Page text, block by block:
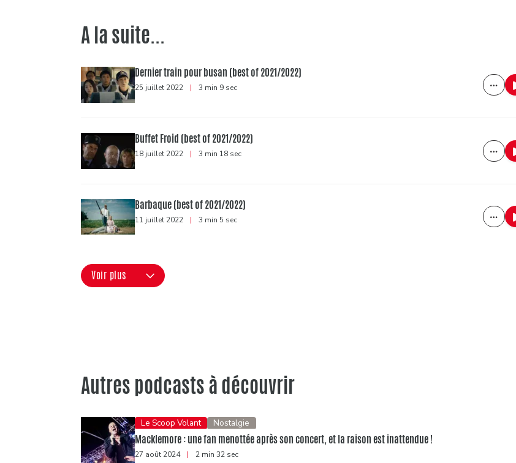
A la suite...
Dernier train pour busan (best of 2021/2022)
25 juillet 2022 | 3 min 9 sec
Buffet Froid (best of 2021/2022)
18 juillet 2022 | 3 min 18 sec
Barbaque (best of 2021/2022)
11 juillet 2022 | 3 min 5 sec
Voir plus
Autres podcasts à découvrir
Le Scoop Volant Nostalgie
Macklemore : une fan menottée après son concert, et la raison est inattendue !
27 août 2024 | 2 min 32 sec